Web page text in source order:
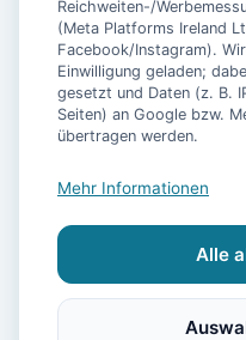
Ausstattung
TV
Balkon
Reichweiten-/
(Meta Platforms Ireland
Facebook/Instagram).
Einwilligung geladen;
gesetzt und Daten (z. B.
Seiten) an Google bzw.
übertragen werden.
Mehr Informationen
Alle